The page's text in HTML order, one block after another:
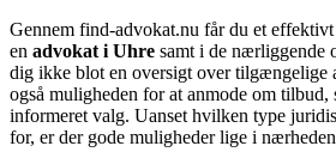
Gennem find-advokat.nu får du et
en advokat i Uhre samt i de nærliggende
dig ikke blot en oversigt over tilgængelige
også muligheden for at anmode om
informeret valg. Uanset hvilken type
for, er der gode muligheder lige i